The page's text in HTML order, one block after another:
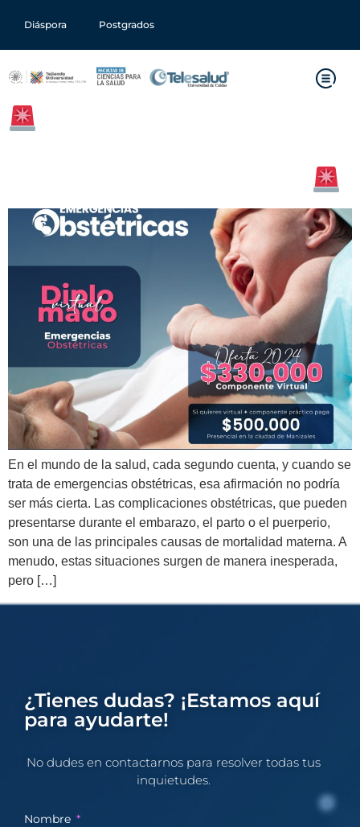
Diáspora Postgrados
En el mundo de la salud, cada segundo cuenta, y cuando se
trata de emergencias obstétricas, esa afirmación no podría
ser más cierta. Las complicaciones obstétricas, que pueden
presentarse durante el embarazo, el parto o el puerperio,
son una de las principales causas de mortalidad materna. A
menudo, estas situaciones surgen de manera inesperada,
pero […]
¿Tienes dudas? ¡Estamos aquí
para ayudarte!
No dudes en contactarnos para resolver todas tus
inquietudes.​
Nombre